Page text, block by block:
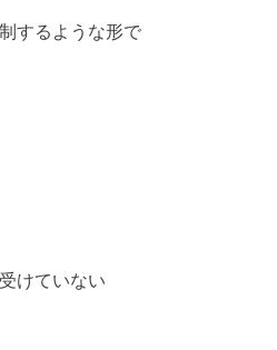
するような形で
けていない